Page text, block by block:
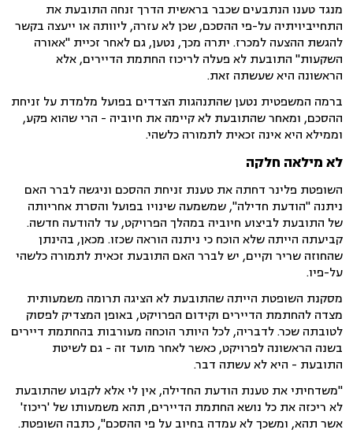
מנגד טענו הנתבעים שכבר בראשית הדרך זנחה התובעת את
התחייביויתיה על-פי ההסכם, שכן לא עזרה, ליוותה או ייעצה בקשר
להגשת ההצעה למכרז. יתרה מכך, נטען, גם לאחר זכיית "אאורה
השקעות" התובעת לא פעלה לריכוז החתמת הדיירים, אלא
הראשונה היא שעשתה זאת.
ברמה המשפטית נטען שהתנהגות הצדדים בפועל מלמדת על זניחת
ההסכם, ומאחר שהתובעת לא קיימה את חיוביה - הרי שהוא פקע,
וממילא היא אינה זכאית לתמורה כלשהי.
לא מילאה חלקה
השופטת פלינר דחתה את טענת זניחת ההסכם וניגשה לברר האם
ניתנה "הודעת חדילה", שמשמעה שינויו בפועל והסרת אחריותה
של התובעת לביצוע חיוביה במהלך הפרויקט, עד להודעה חדשה.
קביעתה הייתה שלא הוכח כי ניתנה הוראה שכזו. מכאן, בהינתן
שהחוזה שריר וקיים, יש לברר האם התובעת זכאית לתמורה כלשהי
על-פיו.
מסקנת השופטת הייתה שהתובעת לא הציגה תרומה משמעותית
מצדה להחתמת הדיירים וקידום הפרויקט, באופן המצדיק לפסוק
לטובתה שכר. לדבריה, לכל היותר הוכחה מעורבות בהחתמת דיירים
בשנה הראשונה לפרויקט, כאשר לאחר מועד זה - גם לשיטת
התובעת - היא לא עשתה דבר.
"משדחיתי את טענת הודעת החדילה, אין לי אלא לקבוע שהתובעת
לא ריכזה את כל נושא החתמת הדיירים, תהא משמעותו של 'ריכוז'
אשר תהא, ומשכך לא עמדה בחיוב על פי ההסכם", כתבה השופטת.